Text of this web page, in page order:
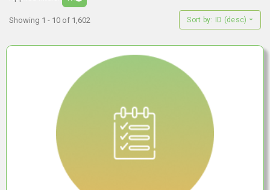
Showing 1 - 10 of 1,602 Sort by: ID (desc)